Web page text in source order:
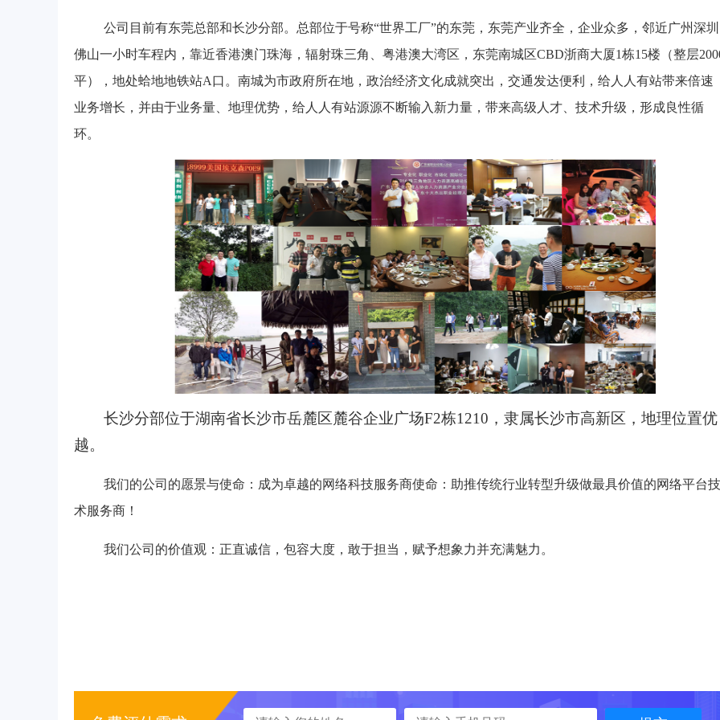
公司目前有东莞总部和长沙分部。总部位于号称“世界工厂”的东莞，东莞产业齐全，企业众多，邻近广州深圳
佛山一小时车程内，靠近香港澳门珠海，辐射珠三角、粤港澳大湾区，东莞南城区CBD浙商大厦1栋15楼（整层
平），地处蛤地地铁站A口。南城为市政府所在地，政治经济文化成就突出，交通发达便利，给人人有站带来倍速
业务增长，并由于业务量、地理优势，给人人有站源源不断输入新力量，带来高级人才、技术升级，形成良性循
环。
长沙分部位于湖南省长沙市岳麓区 麓谷企业广场F2栋1210， 隶属长沙市高新区，地理位置优
越。
我们的公司的愿景与使命：成为卓越的网络科技服务商使命：助推传统行业转型升级做最具价值的网络平台技
术服务商！
我们公司的价值观：正直诚信，包容大度，敢于担当，赋予想象力并充满魅力。